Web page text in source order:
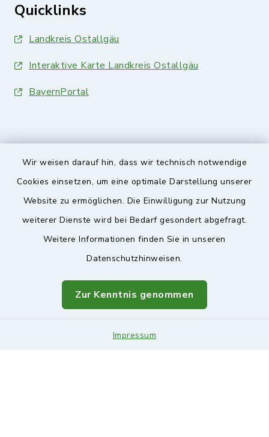
Wir weisen darauf hin, dass wir technisch notwendige
Cookies einsetzen, um eine optimale Darstellung unserer
Website zu ermöglichen. Die Einwilligung zur Nutzung
weiterer Dienste wird bei Bedarf gesondert abgefragt.
Weitere Informationen finden Sie in unseren
Datenschutzhinweisen.
Zur Kenntnis genommen
Impressum
Quicklinks
Landkreis Ostallgäu
Interaktive Karte Landkreis Ostallgäu
BayernPortal
Sicherer Kontakt
Datenschutz
Sitemap
Leitweg-ID & Rechnungsadressen